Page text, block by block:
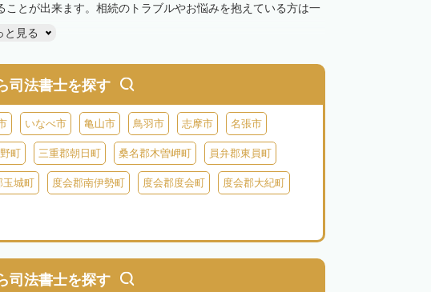
とが出来ます。相続のトラブルやお悩みを抱えている方は一
と見る
司法書士を探す
いなべ市 亀山市 鳥羽市 志摩市 名張市
町 三重郡朝日町 桑名郡木曽岬町 員弁郡東員町
玉城町 度会郡南伊勢町 度会郡度会町 度会郡大紀町
司法書士を探す